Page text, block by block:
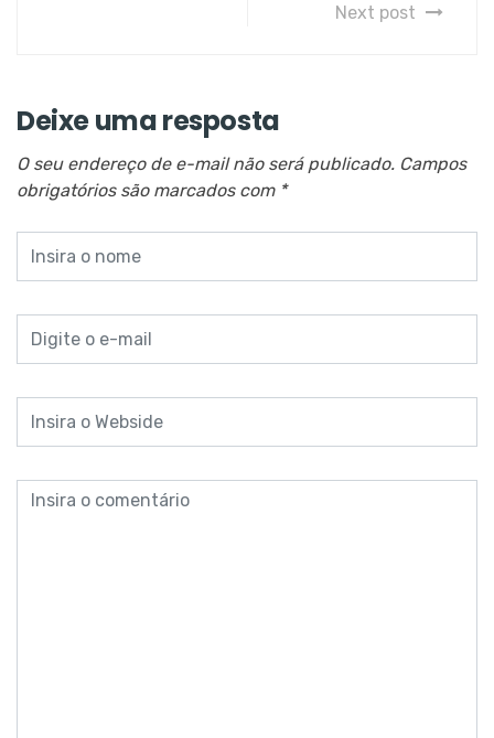
Next post
Deixe uma resposta
O seu endereço de e-mail não será publicado. Campos
obrigatórios são marcados com *